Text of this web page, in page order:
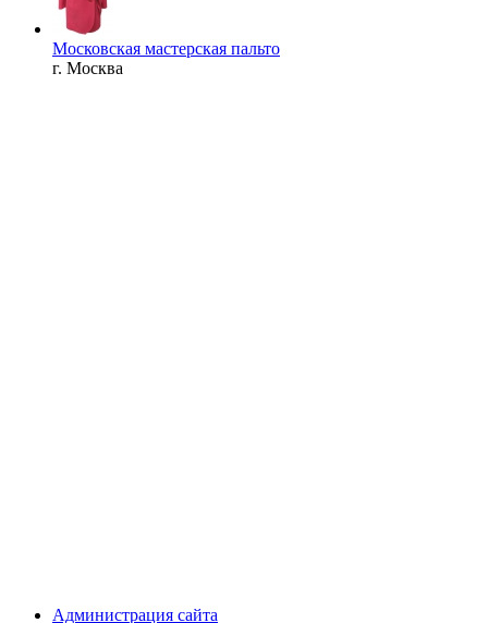
Московская мастерская пальто
г. Москва
Администрация сайта